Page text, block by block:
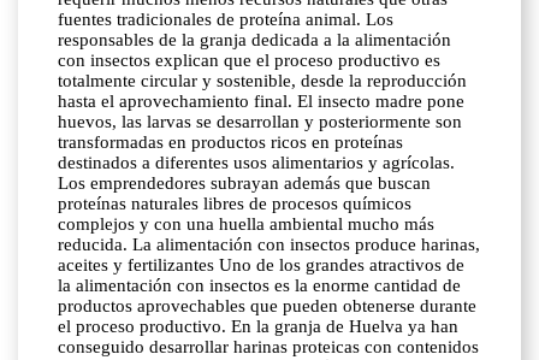
fuentes tradicionales de proteína animal. Los
responsables de la granja dedicada a la alimentación
con insectos explican que el proceso productivo es
totalmente circular y sostenible, desde la reproducción
hasta el aprovechamiento final. El insecto madre pone
huevos, las larvas se desarrollan y posteriormente son
transformadas en productos ricos en proteínas
destinados a diferentes usos alimentarios y agrícolas.
Los emprendedores subrayan además que buscan
proteínas naturales libres de procesos químicos
complejos y con una huella ambiental mucho más
reducida. La alimentación con insectos produce harinas,
aceites y fertilizantes Uno de los grandes atractivos de
la alimentación con insectos es la enorme cantidad de
productos aprovechables que pueden obtenerse durante
el proceso productivo. En la granja de Huelva ya han
conseguido desarrollar harinas proteicas con contenidos